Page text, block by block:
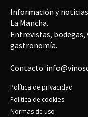
Información y
La Mancha.
Entrevistas,
gastronomía.
Contacto:
Política de privacidad
Política de cookies
Normas de uso